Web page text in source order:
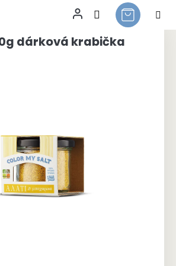
dárková krabička